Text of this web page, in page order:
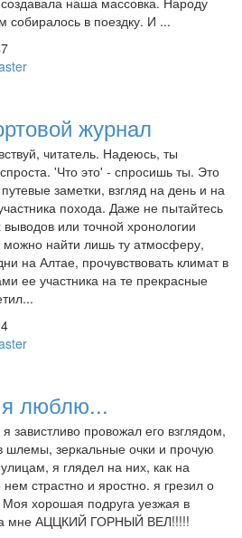
в поездку. И ...
журнал
читатель. Надеюсь, ты
'Что это' - спросишь ты. Это
заметки, взгляд на день и на
похода. Даже не пытайтесь
выводов или точной хронологии
найти лишь ту атмосферу,
на Алтае, прочувствовать климат в
ее участника на те прекрасные
люблю...
завистливо провожал его взглядом,
шлемы, зеркальные очки и прочую
я глядел на них, как на
страстно и яростно. я грезил о
хорошая подруга уезжая в
мне АЦЦКИЙ ГОРНЫЙ ВЕЛ!!!!!